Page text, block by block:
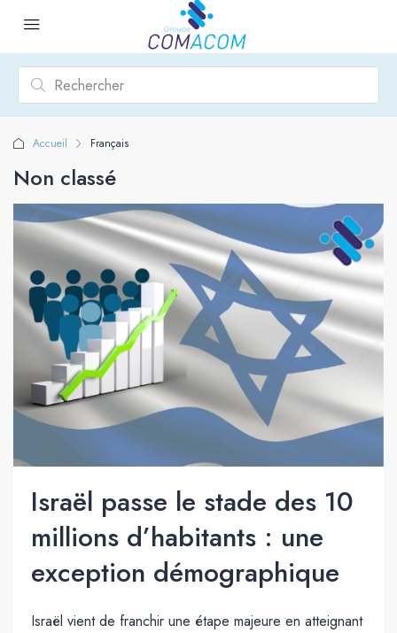
Accueil Français
Non classé
Israël passe le stade des 10
millions d’habitants : une
exception démographique
Israël vient de franchir une étape majeure en atteignant